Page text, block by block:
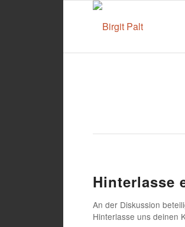
Hinterlasse
An der Diskussion
Hinterlasse uns deinen